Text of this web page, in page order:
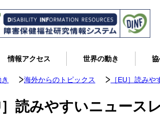
情報アクセス 世界の動き
海外からのトピックス ［EU］読み
］読みやすいニュース